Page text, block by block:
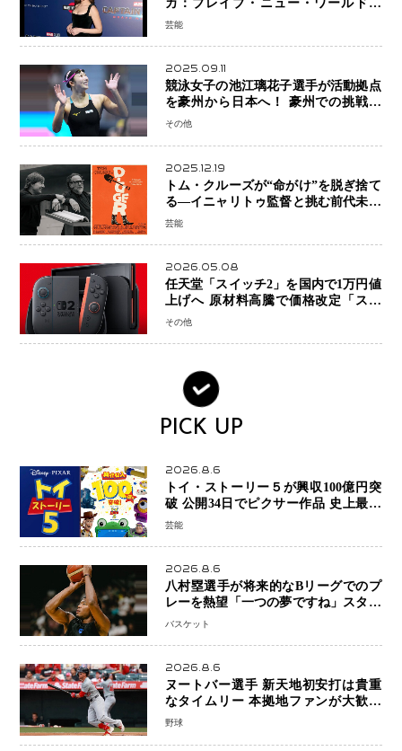
カ：ブレイブ・ニュー・ワールド』
新ブラック・ウィドウ役のシラ・ハー
芸能
2025.09.11
競泳女子の池江璃花子選手が活動拠点
を豪州から日本へ！ 豪州での挑戦を
糧に、28年ロサンゼルス五輪へ再始動
その他
2025.12.19
トム・クルーズが“命がけ”を脱ぎ捨て
る―イニャリトゥ監督と挑む前代未聞
の大惨事コメディ「DIGGER ディガ
芸能
2026.05.08
任天堂「スイッチ2」を国内で1万円値
上げへ 原材料高騰で価格改定「スイ
ッチオンライン」も引き上げ
その他
PICK UP
2026.8.6
トイ・ストーリー５が興収100億円突
破 公開34日でピクサー作品 史上最速
日本歴代シリーズ最高更新も目前
芸能
2026.8.6
八村塁選手が将来的なBリーグでのプ
レーを熱望「一つの夢ですね」スター
帰還がリーグ価値を押し上げる可能性
バスケット
2026.8.6
ヌートバー選手 新天地初安打は貴重
なタイムリー 本拠地ファンが大歓声
笑顔で歓喜
野球